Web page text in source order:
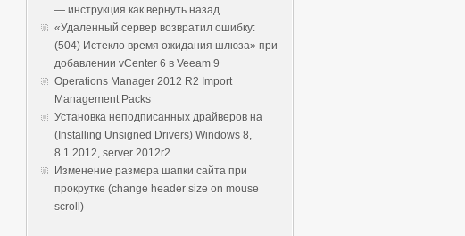
— инструкция как вернуть назад
«Удаленный сервер возвратил ошибку:
(504) Истекло время ожидания шлюза» при
добавлении vCenter 6 в Veeam 9
Operations Manager 2012 R2 Import
Management Packs
Установка неподписанных драйверов на
(Installing Unsigned Drivers) Windows 8,
8.1.2012, server 2012r2
Изменение размера шапки сайта при
прокрутке (change header size on mouse
scroll)